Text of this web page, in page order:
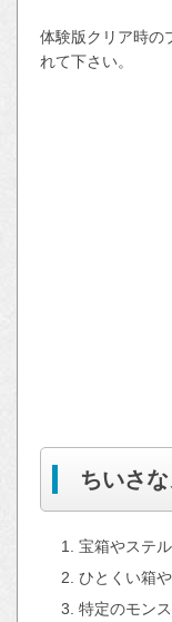
体験版クリア時の
れて下さい。
ちいさ
宝箱やステ
ひとくい箱
特定のモン